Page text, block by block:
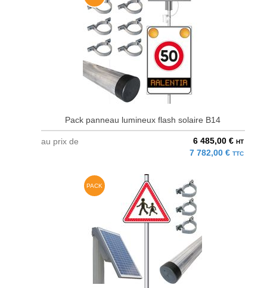
Pack panneau lumineux flash solaire B14
au prix de 6 485,00 € HT
7 782,00 € TTC
PACK